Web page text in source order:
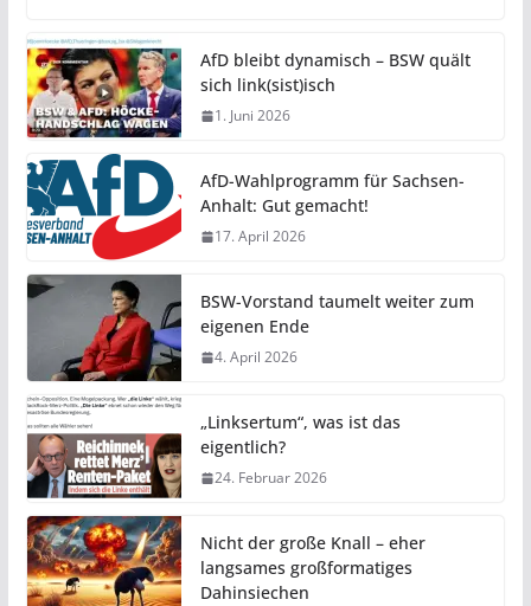
AfD bleibt dynamisch – BSW quält
sich link(sist)isch
1. Juni 2026
AfD-Wahlprogramm für Sachsen-
Anhalt: Gut gemacht!
17. April 2026
BSW-Vorstand taumelt weiter zum
eigenen Ende
4. April 2026
„Linksertum“, was ist das
eigentlich?
24. Februar 2026
Nicht der große Knall – eher
langsames großformatiges
Dahinsiechen